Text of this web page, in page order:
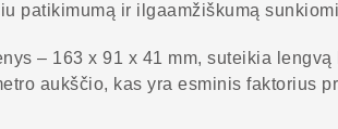
patikimumą ir ilgaamžiškumą
– 163 x 91 x 41 mm, suteikia
aukščio, kas yra esminis faktorius